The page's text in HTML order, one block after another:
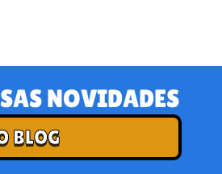
NOVIDADES
BLOG